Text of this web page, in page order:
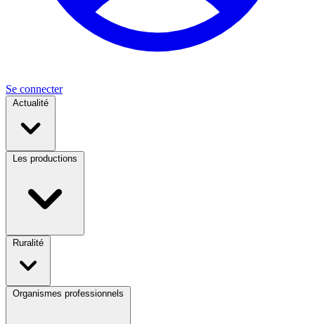
Se connecter
Actualité
Les productions
Ruralité
Organismes professionnels